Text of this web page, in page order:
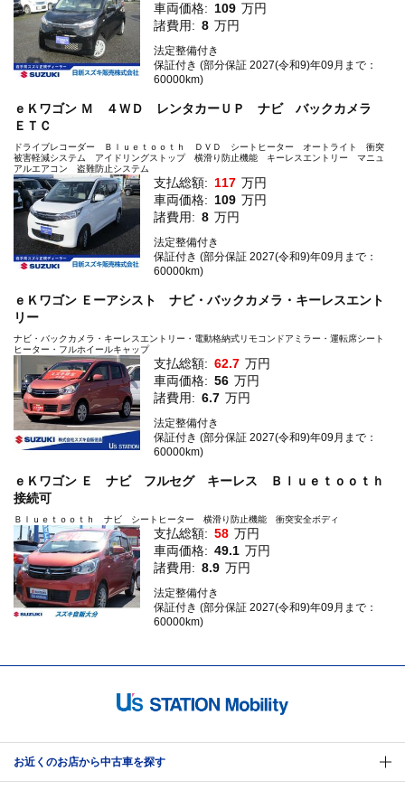
車両価格: 109 万円
諸費用: 8 万円
法定整備付き
保証付き (部分保証 2027(令和9)年09月まで：
60000km)
ｅＫワゴン Ｍ ４ＷＤ レンタカーＵＰ ナビ バックカメラ
ＥＴＣ
ドライブレコーダー Ｂｌｕｅｔｏｏｔｈ ＤＶＤ シートヒーター オートライト 衝突
被害軽減システム アイドリングストップ 横滑り防止機能 キーレスエントリー マニュ
アルエアコン 盗難防止システム
支払総額: 117 万円
車両価格: 109 万円
諸費用: 8 万円
法定整備付き
保証付き (部分保証 2027(令和9)年09月まで：
60000km)
ｅＫワゴン Ｅーアシスト ナビ・バックカメラ・キーレスエント
リー
ナビ・バックカメラ・キーレスエントリー・電動格納式リモコンドアミラー・運転席シート
ヒーター・フルホイールキャップ
支払総額: 62.7 万円
車両価格: 56 万円
諸費用: 6.7 万円
法定整備付き
保証付き (部分保証 2027(令和9)年09月まで：
60000km)
ｅＫワゴン Ｅ ナビ フルセグ キーレス Ｂｌｕｅｔｏｏｔｈ
接続可
Ｂｌｕｅｔｏｏｔｈ ナビ シートヒーター 横滑り防止機能 衝突安全ボディ
支払総額: 58 万円
車両価格: 49.1 万円
諸費用: 8.9 万円
法定整備付き
保証付き (部分保証 2027(令和9)年09月まで：
60000km)
お近くのお店から中古車を探す